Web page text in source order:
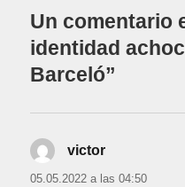
Un comentario
identidad
Barceló”
victor
05.05.2022 a las 04:50